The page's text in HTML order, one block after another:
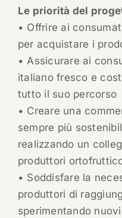
Le priorità del
• Offrire ai
per acquistare i
• Assicurare ai
italiano fresco e
tutto il suo percorso
• Creare una
sempre più
realizzando un
produttori
• Soddisfare la
produttori di
sperimentando